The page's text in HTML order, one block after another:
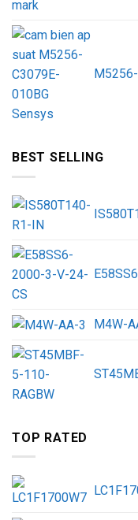
BEST SELLING
M4W-
TOP RATED